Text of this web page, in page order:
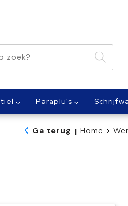
1 dag
Paraplu's
Ga terug | Home